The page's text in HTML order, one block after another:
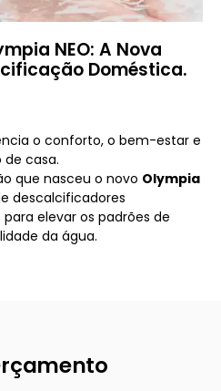
NEO: A Nova
Doméstica.
o conforto, o bem-estar e
de casa.
que nasceu o novo Olympia
descalcificadores
elevar os padrões de
da água.